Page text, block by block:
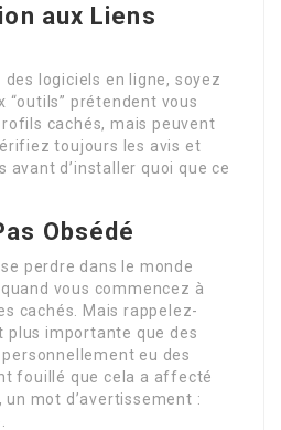
aux Liens
des logiciels en ligne, soyez
“outils” prétendent vous
cachés, mais peuvent
toujours les avis et
avant d’installer quoi que ce
Obsédé
perdre dans le monde
vous commencez à
cachés. Mais rappelez-
plus importante que des
eu des
fouillé que cela a affecté
un mot d’avertissement :